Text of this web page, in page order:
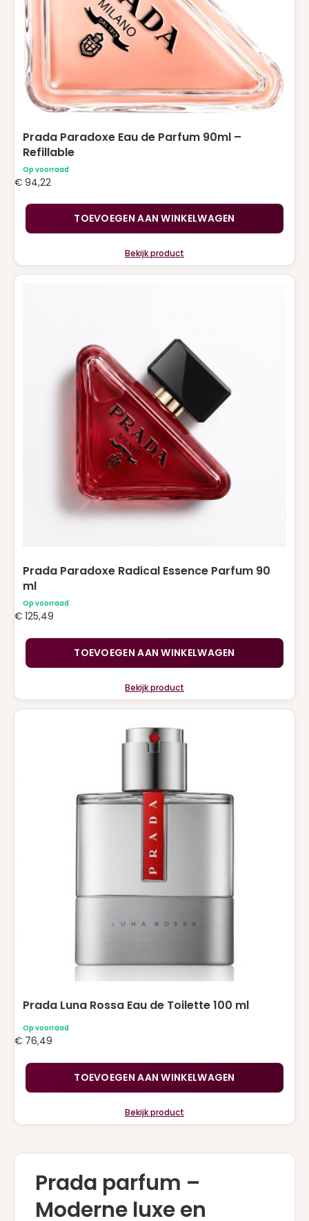
Prada Paradoxe Eau de Parfum 90ml –
Refillable
Op voorraad
€ 94,22
TOEVOEGEN AAN WINKELWAGEN
Bekijk product
Prada Paradoxe Radical Essence Parfum 90
ml
Op voorraad
€ 125,49
TOEVOEGEN AAN WINKELWAGEN
Bekijk product
Prada Luna Rossa Eau de Toilette 100 ml
Op voorraad
€ 76,49
TOEVOEGEN AAN WINKELWAGEN
Bekijk product
Prada parfum –
Moderne luxe en